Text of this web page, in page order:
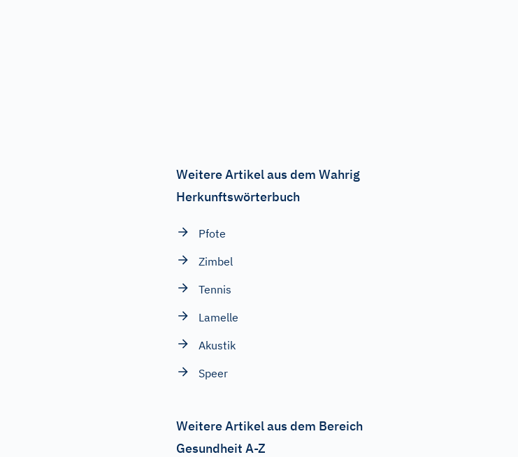
Weitere Artikel aus dem Wahrig
Herkunftswörterbuch
Pfote
Zimbel
Tennis
Lamelle
Akustik
Speer
Weitere Artikel aus dem Bereich
Gesundheit A-Z